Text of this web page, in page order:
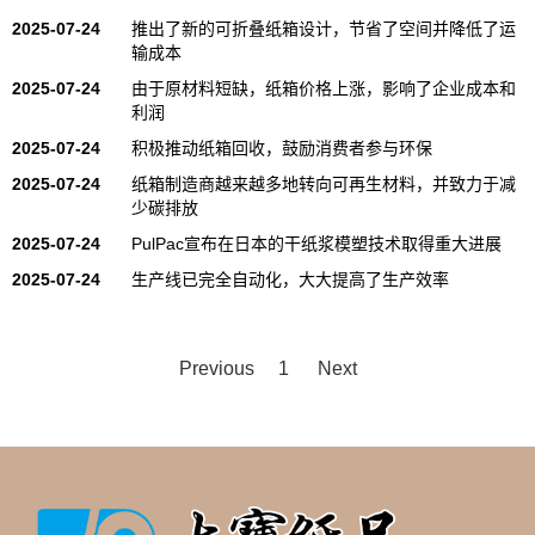
2025-07-24
推出了新的可折叠纸箱设计，节省了空间并降低了运
输成本
2025-07-24
由于原材料短缺，纸箱价格上涨，影响了企业成本和
利润
2025-07-24
积极推动纸箱回收，鼓励消费者参与环保
2025-07-24
纸箱制造商越来越多地转向可再生材料，并致力于减
少碳排放
2025-07-24
PulPac宣布在日本的干纸浆模塑技术取得重大进展
2025-07-24
生产线已完全自动化，大大提高了生产效率
Previous 1 Next